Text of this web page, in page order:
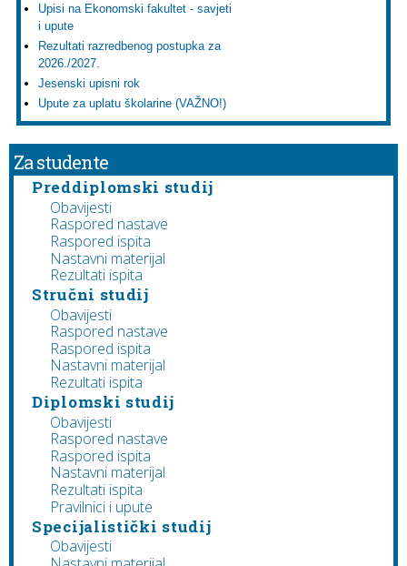
Upisi na Ekonomski fakultet - savjeti
i upute
Rezultati razredbenog postupka za
2026./2027.
Jesenski upisni rok
Upute za uplatu školarine (VAŽNO!)
Za studente
Preddiplomski studij
Obavijesti
Raspored nastave
Raspored ispita
Nastavni materijal
Rezultati ispita
Stručni studij
Obavijesti
Raspored nastave
Raspored ispita
Nastavni materijal
Rezultati ispita
Diplomski studij
Obavijesti
Raspored nastave
Raspored ispita
Nastavni materijal
Rezultati ispita
Pravilnici i upute
Specijalistički studij
Obavijesti